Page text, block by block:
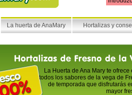
La huerta de AnaMary Hortalizas y
La Huerta de Ana Mary te
todos los sabores de la vega de
de temporada que disfrutarás
mayor